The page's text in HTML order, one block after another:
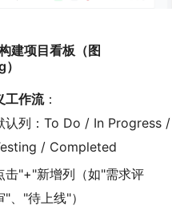
建项目看板 （图
工作流：
认列：To Do / In Progress /
/ Completed
击"+"新增列（如"需求评
"、"待上线"）